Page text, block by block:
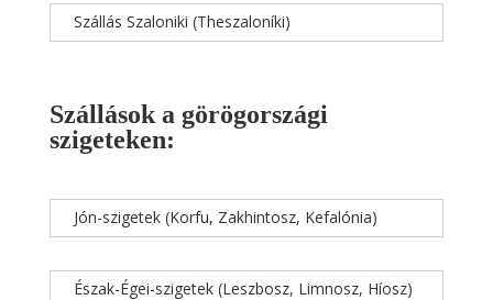
Szállás Szaloniki (Theszaloníki)
Szállások a görögországi
szigeteken:
Jón-szigetek (Korfu, Zakhintosz, Kefalónia)
Észak-Égei-szigetek (Leszbosz, Limnosz, Híosz)